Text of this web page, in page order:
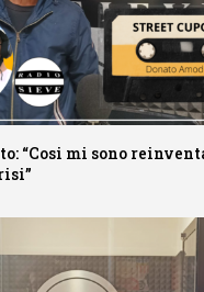
“Cosi mi sono